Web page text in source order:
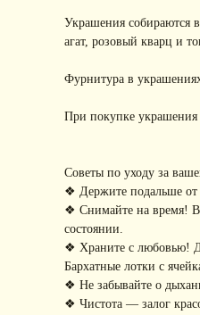
Украшения собираются
агат, розовый кварц и
Фурнитура в
При покупке украшения
Советы по уходу за
❖ Держите подальше от
❖ Снимайте на время!
состоянии.
❖ Храните с любовью!
Бархатные лотки с
❖ Не забывайте о
❖ Чистота — залог